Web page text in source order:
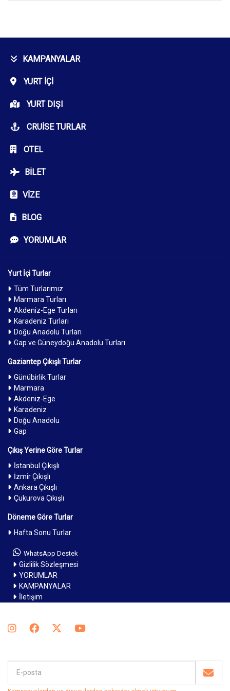
KAMPANYALAR
YURT İÇI
YURT DIŞI
CRUISE TURLAR
OTEL
BILET
VIZE
BLOG
YORUMLAR
Yurt İçi Turlar
Tüm Turlarımız
Marmara Turları
Akdeniz-Ege Turları
Karadeniz Turları
Doğu Anadolu Turları
Gap ve Güneydoğu Anadolu Turları
Gaziantep Çıkışlı Turlar
Günübirlik Turlar
Marmara
Akdeniz-Ege
Karadeniz
Doğu Anadolu
Gap
Çıkış Yerine Göre Turlar
İstanbul Çıkışlı
İzmir Çıkışlı
Ankara Çıkışlı
Çukurova Çıkışlı
Döneme Göre Turlar
Hafta Sonu Turlar
WhatsApp Destek
Gizlilik Sözleşmesi
YORUMLAR
KAMPANYALAR
İletişim